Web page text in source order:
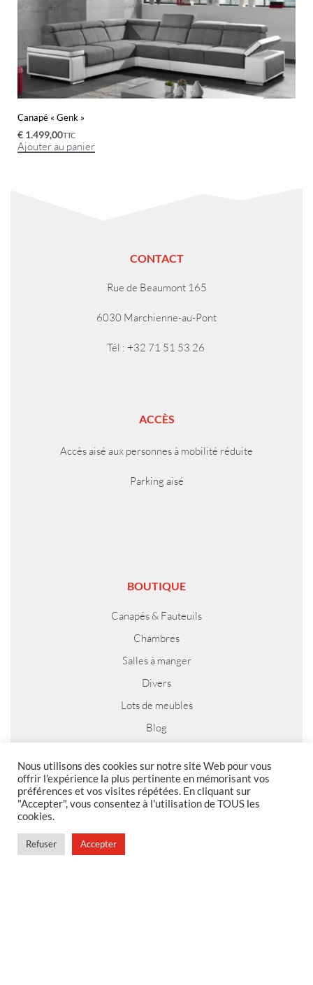
Canapé « Genk »
€ 1.499,00TTC
Ajouter au panier
CONTACT
Rue de Beaumont 165
6030 Marchienne-au-Pont
Tél : +32 71 51 53 26
ACCÈS
Accès aisé aux personnes à mobilité réduite
Parking aisé
BOUTIQUE
Canapés & Fauteuils
Chambres
Salles à manger
Divers
Lots de meubles
Blog
MENTIONS LEGALES
Politique de confidentialité
Conditions générales de vente
Nous utilisons des cookies sur notre site Web pour vous
offrir l'expérience la plus pertinente en mémorisant vos
préférences et vos visites répétées. En cliquant sur
"Accepter", vous consentez à l'utilisation de TOUS les
cookies.
Refuser Accepter